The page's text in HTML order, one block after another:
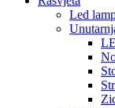
Led